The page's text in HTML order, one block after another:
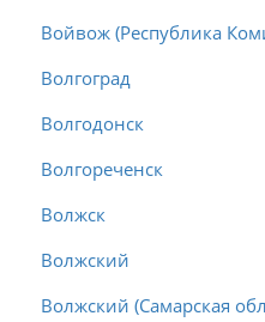
Войвож (Республика
Волгоград
Волгодонск
Волгореченск
Волжск
Волжский
Волжский (Самарская